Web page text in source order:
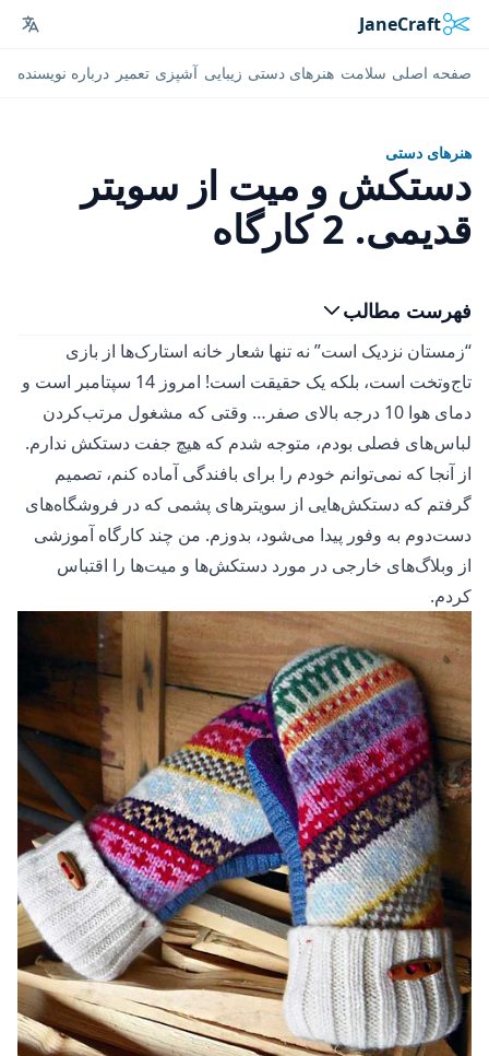
JaneCraft
صفحه اصلی سلامت هنرهای دستی زیبایی آشپزی تعمیر درباره نویسنده
هنرهای دستی
دستکش و میت از سویتر
قدیمی. 2 کارگاه
“زمستان نزدیک است” نه تنها شعار خانه استارک‌ها از بازی
تاج‌وتخت است، بلکه یک حقیقت است! امروز 14 سپتامبر است و
دمای هوا 10 درجه بالای صفر… وقتی که مشغول مرتب‌کردن
لباس‌های فصلی بودم، متوجه شدم که هیچ جفت دستکش ندارم.
از آنجا که نمی‌توانم خودم را برای بافندگی آماده کنم، تصمیم
گرفتم که دستکش‌هایی از سویترهای پشمی که در فروشگاه‌های
دست‌دوم به وفور پیدا می‌شود، بدوزم. من چند کارگاه آموزشی
از وبلاگ‌های خارجی در مورد دستکش‌ها و میت‌ها را اقتباس
کردم.
فهرست مطالب